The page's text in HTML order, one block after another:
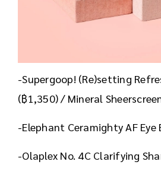
-Supergoop! (Re)setting
(฿1,350) / Mineral
-Elephant Ceramighty AF Eye
-Olaplex No. 4C Clarifying